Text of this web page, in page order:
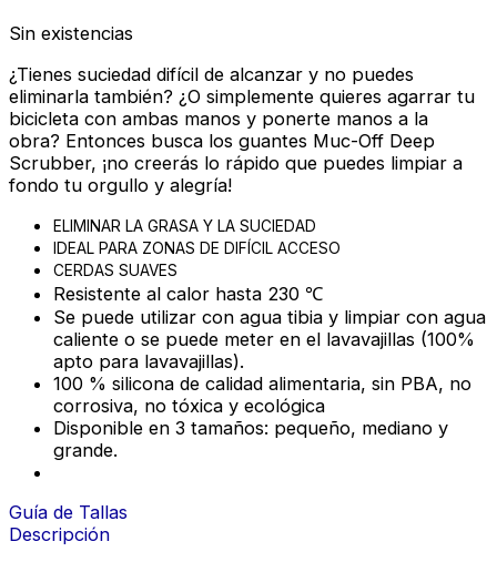
Sin existencias
¿Tienes suciedad difícil de alcanzar y no puedes
eliminarla también? ¿O simplemente quieres agarrar tu
bicicleta con ambas manos y ponerte manos a la
obra? Entonces busca los guantes Muc-Off Deep
Scrubber, ¡no creerás lo rápido que puedes limpiar a
fondo tu orgullo y alegría!
ELIMINAR LA GRASA Y LA SUCIEDAD
IDEAL PARA ZONAS DE DIFÍCIL ACCESO
CERDAS SUAVES
Resistente al calor hasta 230 ℃
Se puede utilizar con agua tibia y limpiar con agua
caliente o se puede meter en el lavavajillas (100%
apto para lavavajillas).
100 % silicona de calidad alimentaria, sin PBA, no
corrosiva, no tóxica y ecológica
Disponible en 3 tamaños: pequeño, mediano y
grande.
Guía de Tallas
Descripción